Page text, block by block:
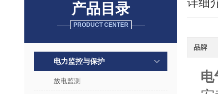
产品目录
PRODUCT CENTER
电力监控与保护
放电监测
品牌
电